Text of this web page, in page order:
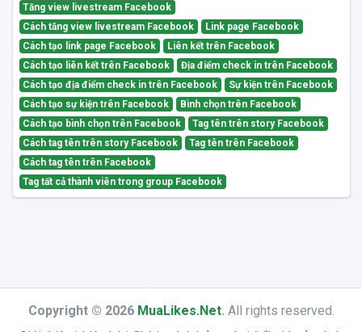
Tăng view livestream Facebook
Cách tăng view livestream Facebook
Link page Facebook
Cách tạo link page Facebook
Liên kết trên Facebook
Cách tạo liên kết trên Facebook
Địa điểm check in trên Facebook
Cách tạo địa điểm check in trên Facebook
Sự kiện trên Facebook
Cách tạo sự kiện trên Facebook
Bình chọn trên Facebook
Cách tạo bình chọn trên Facebook
Tag tên trên story Facebook
Cách tag tên trên story Facebook
Tag tên trên Facebook
Cách tag tên trên Facebook
Tag tất cả thành viên trong group Facebook
Copyright © 2026 MuaLikes.Net. All rights reserved.